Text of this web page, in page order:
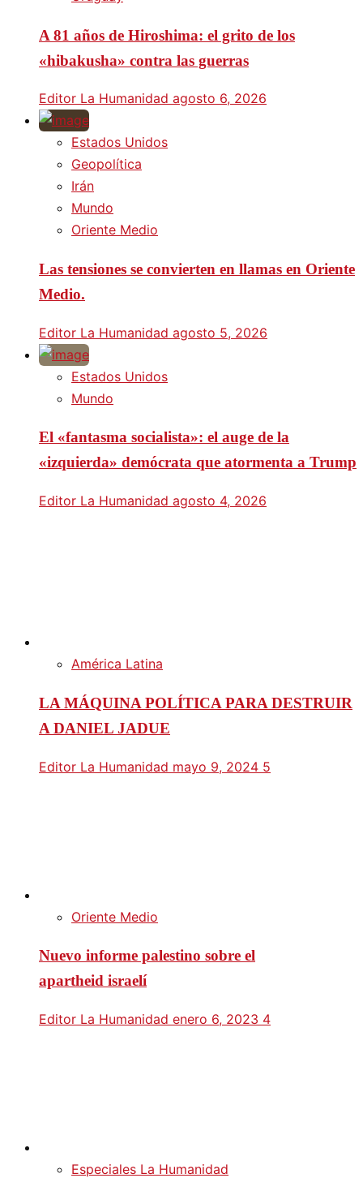
A 81 años de Hiroshima: el grito de los
«hibakusha» contra las guerras
Editor La Humanidad agosto 6, 2026
Estados Unidos
Geopolítica
Irán
Mundo
Oriente Medio
Las tensiones se convierten en llamas en Oriente
Medio.
Editor La Humanidad agosto 5, 2026
Estados Unidos
Mundo
El «fantasma socialista»: el auge de la
«izquierda» demócrata que atormenta a Trump
Editor La Humanidad agosto 4, 2026
América Latina
LA MÁQUINA POLÍTICA PARA DESTRUIR
A DANIEL JADUE
Editor La Humanidad mayo 9, 2024 5
Oriente Medio
Nuevo informe palestino sobre el
apartheid israelí
Editor La Humanidad enero 6, 2023 4
Especiales La Humanidad